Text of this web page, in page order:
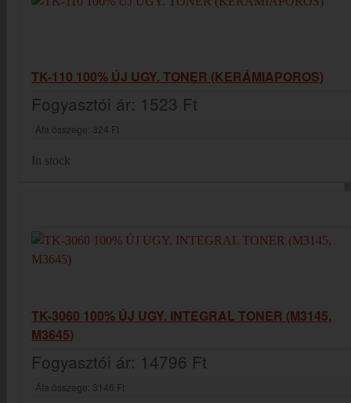
TK-110 100% ÚJ UGY. TONER (KERÁMIAPOROS)
Fogyasztói ár: 1523 Ft
Áfa összege: 324 Ft
In stock
TK-3060 100% ÚJ UGY. INTEGRAL TONER (M3145,
M3645)
Fogyasztói ár: 14796 Ft
Áfa összege: 3146 Ft